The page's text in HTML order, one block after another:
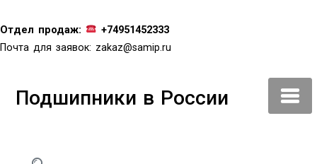
к
содержимому
Отдел продаж:
+74951452333
Почта для заявок: zakaz@samip.ru
Подшипники в России